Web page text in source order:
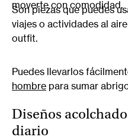
moverte con comodidad.
Son piezas que puedes
viajes o actividades al
outfit.
Puedes llevarlos
hombre para sumar
Diseños
diario